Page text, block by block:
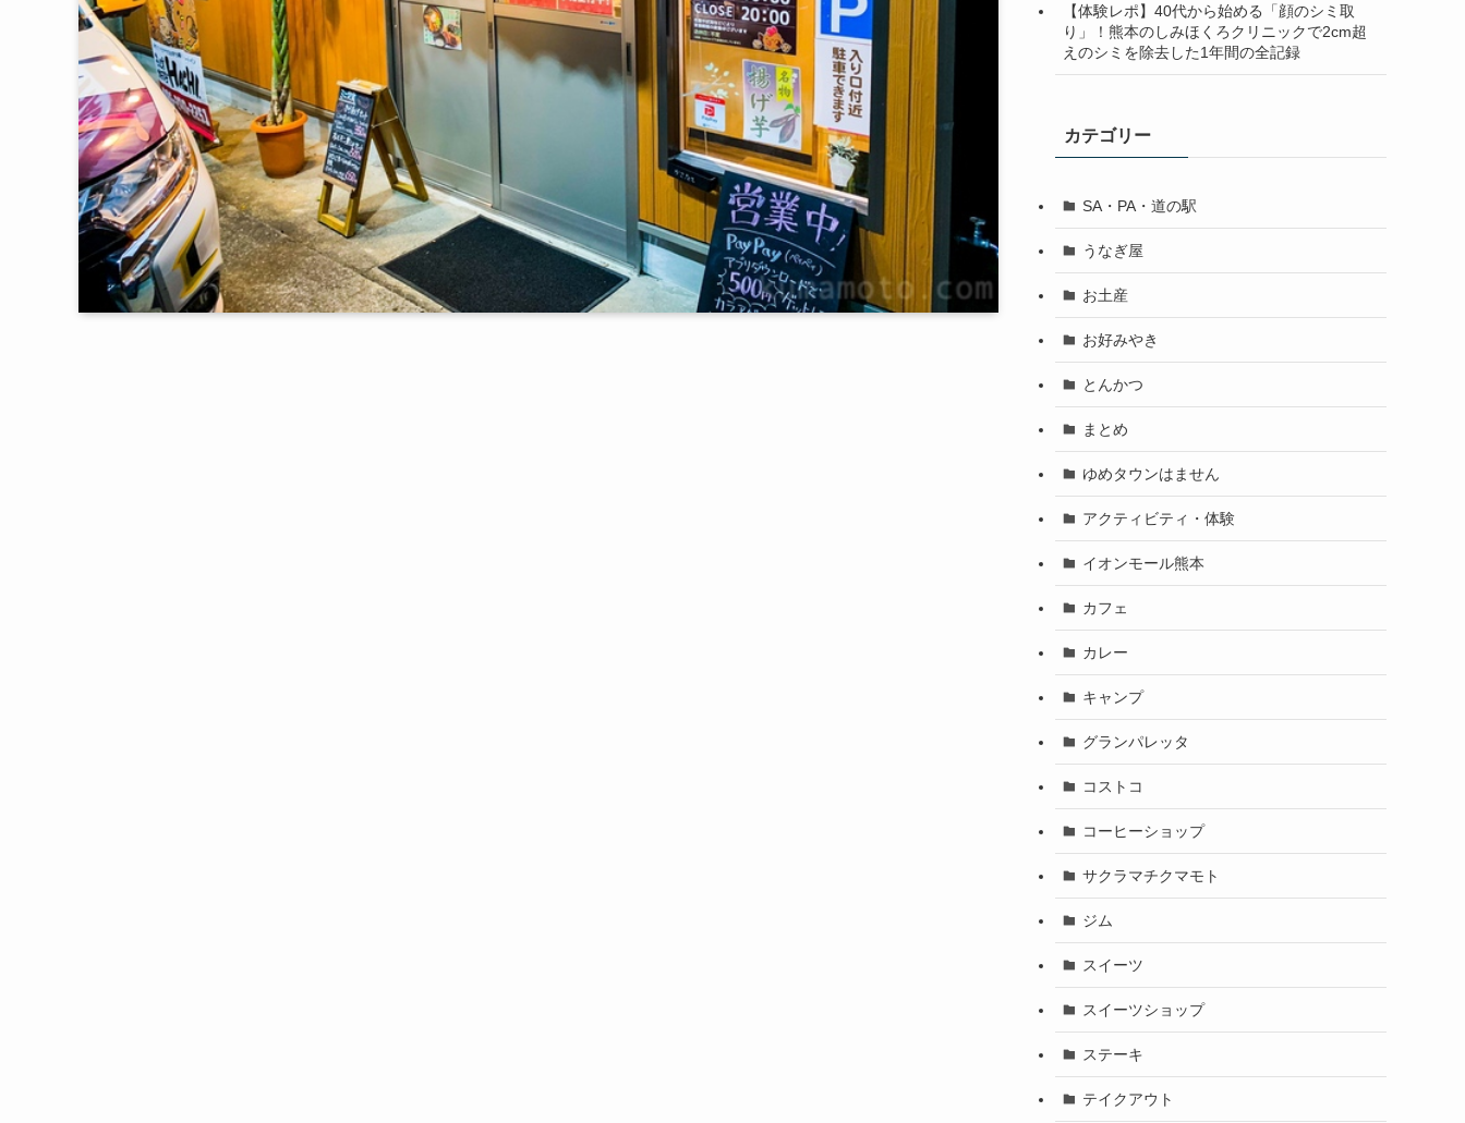
【体験レポ】40代から始める「顔のシミ取
り」！熊本のしみほくろクリニックで2cm超
えのシミを除去した1年間の全記録
カテゴリー
SA・PA・道の駅
うなぎ屋
お土産
お好みやき
とんかつ
まとめ
ゆめタウンはません
アクティビティ・体験
イオンモール熊本
カフェ
カレー
キャンプ
グランパレッタ
コストコ
コーヒーショップ
サクラマチクマモト
ジム
スイーツ
スイーツショップ
ステーキ
テイクアウト